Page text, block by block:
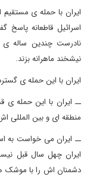
ایران با حمله ی
اسرائیل قاطعانه پاسخ
نادرست چندین ساله ی
نیشخند ماهرانه بزند.
ایران با این حمله ی
ــ ایران با این حمله
منطقه ای و بین المللی
ــ ایران می خواست به
ایران چهل سال قبل
دشمنان اش را با موشک